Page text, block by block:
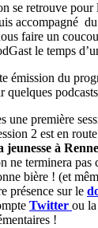
se retrouve pour
accompagné
faire un
le temps
émission du
quelques
une première
2 est en
jeunesse à
ne terminera pas
bière ! (et
présence sur le
Twitter ou
!